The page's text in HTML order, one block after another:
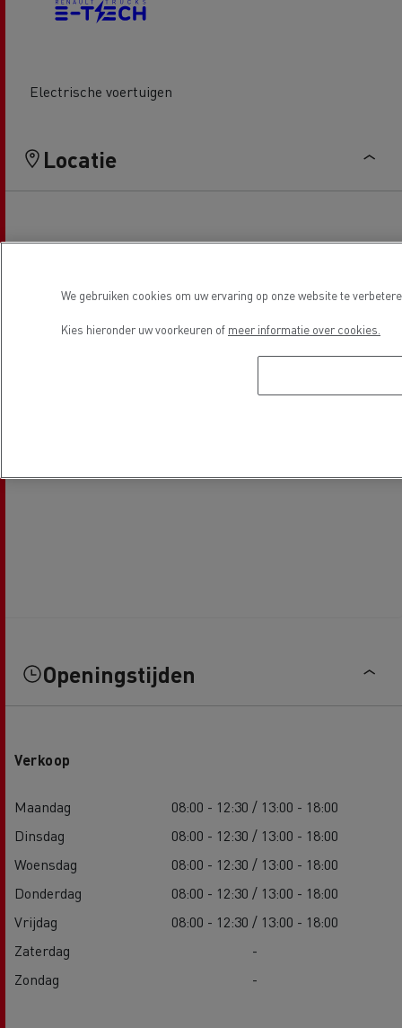
Electrische voertuigen
Locatie
Openingstijden
Verkoop
Maandag
08:00 - 12:30 / 13:00 - 18:00
Dinsdag
08:00 - 12:30 / 13:00 - 18:00
Woensdag
08:00 - 12:30 / 13:00 - 18:00
Donderdag
08:00 - 12:30 / 13:00 - 18:00
Vrijdag
08:00 - 12:30 / 13:00 - 18:00
Zaterdag
-
Zondag
-
We gebruiken cookies om uw ervaring op onze website te
Kies hieronder uw voorkeuren of meer informatie over cookies.